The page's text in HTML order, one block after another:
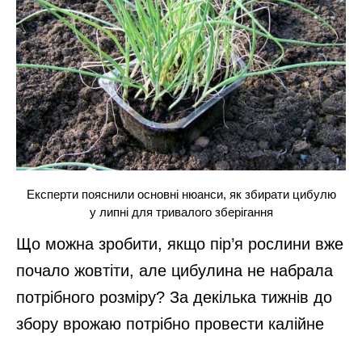
Експерти пояснили основні нюанси, як збирати цибулю
у липні для тривалого зберігання
Що можна зробити, якщо пір’я рослини вже
почало жовтіти, але цибулина не набрала
потрібного розміру? За декілька тижнів до
збору врожаю потрібно провести калійне